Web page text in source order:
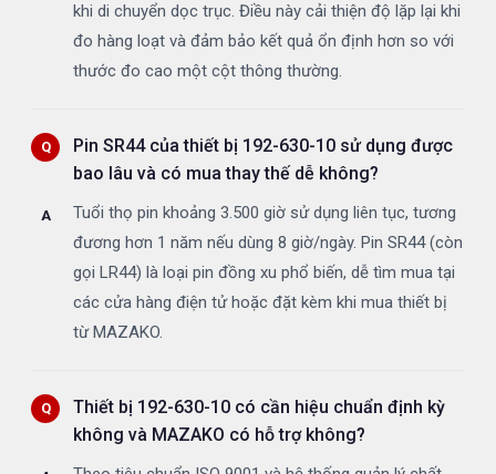
khi di chuyển dọc trục. Điều này cải thiện độ lặp lại khi
đo hàng loạt và đảm bảo kết quả ổn định hơn so với
thước đo cao một cột thông thường.
Pin SR44 của thiết bị 192-630-10 sử dụng được
bao lâu và có mua thay thế dễ không?
Tuổi thọ pin khoảng 3.500 giờ sử dụng liên tục, tương
đương hơn 1 năm nếu dùng 8 giờ/ngày. Pin SR44 (còn
gọi LR44) là loại pin đồng xu phổ biến, dễ tìm mua tại
các cửa hàng điện tử hoặc đặt kèm khi mua thiết bị
từ MAZAKO.
Thiết bị 192-630-10 có cần hiệu chuẩn định kỳ
không và MAZAKO có hỗ trợ không?